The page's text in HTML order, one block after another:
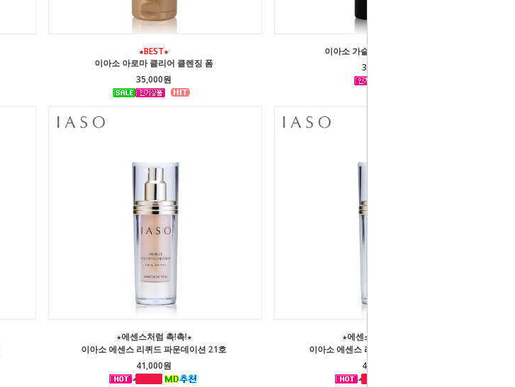
★BEST★
이아소 아로마 클리어 클렌징 폼
35,000원
이아소 가슬 블랙 클렌징 오일
35,000원
★에센스처럼 촉!촉!★
이아소 에센스 리퀴드 파운데이션 21호
41,000원
★에센스처럼 촉!촉!★
이아소 에센스 리퀴드파운데이션23호
41,000원